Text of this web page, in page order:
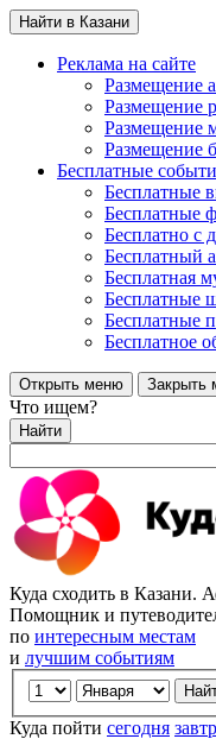
Найти в Казани
Реклама на сайте
Размещение
Размещение
Размещение
Размещение
Бесплатные
Бесплатные
Бесплатные
Бесплатно с
Бесплатный
Бесплатная
Бесплатные
Бесплатные
Бесплатное
Открыть меню Закрыть
Что ищем?
Найти
Куда сходить в Казани.
Помощник и
по интересным местам
и лучшим событиям
Куда пойти сегодня